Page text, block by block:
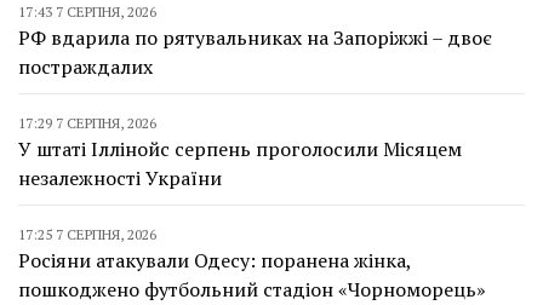
17:43 7 СЕРПНЯ, 2026
РФ вдарила по рятувальниках на Запоріжжі – двоє
постраждалих
17:29 7 СЕРПНЯ, 2026
У штаті Іллінойс серпень проголосили Місяцем
незалежності України
17:25 7 СЕРПНЯ, 2026
Росіяни атакували Одесу: поранена жінка,
пошкоджено футбольний стадіон «Чорноморець»